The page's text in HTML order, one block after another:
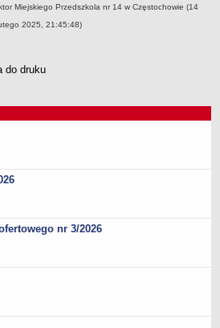
PEDAGOGICZNE
Miejskiego Przedszkola nr 14 w Częstochowie (14
2025, 21:45:48)
nr 3/2026